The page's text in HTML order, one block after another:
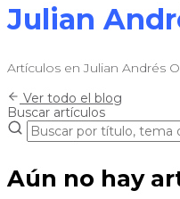
Julian
Artículos en Julian Andrés
Ver todo el blog
Buscar artículos
Aún no hay